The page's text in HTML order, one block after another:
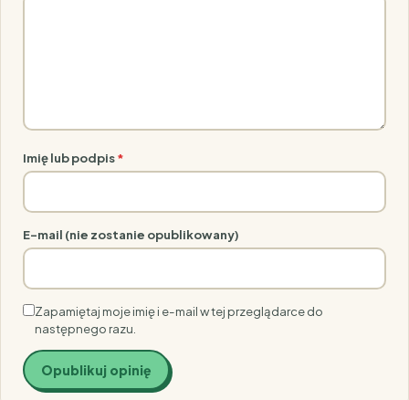
Imię lub podpis*
E-mail (nie zostanie opublikowany)
Zapamiętaj moje imię i e-mail w tej przeglądarce do
następnego razu.